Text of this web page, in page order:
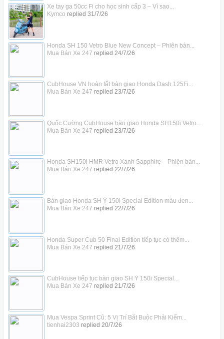
Xe tay ga 50cc Fi cho học sinh cấp 3 – Vì sao...
Kymco replied 31/7/26
Honda SH 150 Vetro Blue New Concept – Phiên bản...
Mua Bán Xe 247 replied 24/7/26
CubHouse VN hoàn tất bàn giao Honda Dash 125Fi...
Mua Bán Xe 247 replied 23/7/26
Quốc Cường CubHouse bàn giao Honda SH150i Vetro...
Mua Bán Xe 247 replied 23/7/26
Honda SH150i HMR Vetro Xanh Sapphire – Phiên bản...
Mua Bán Xe 247 replied 22/7/26
Bàn giao Honda SH Ý 150i Special Edition màu đen...
Mua Bán Xe 247 replied 22/7/26
Honda Super Cub 50 Final Edition tiếp tục có thêm...
Mua Bán Xe 247 replied 21/7/26
CubHouse tiếp tục bàn giao SH Ý 150i Special...
Mua Bán Xe 247 replied 21/7/26
Mua Vespa Sprint Cũ: 5 Vị Trí Bắt Buộc Phải Kiểm...
tienhai2303 replied 20/7/26